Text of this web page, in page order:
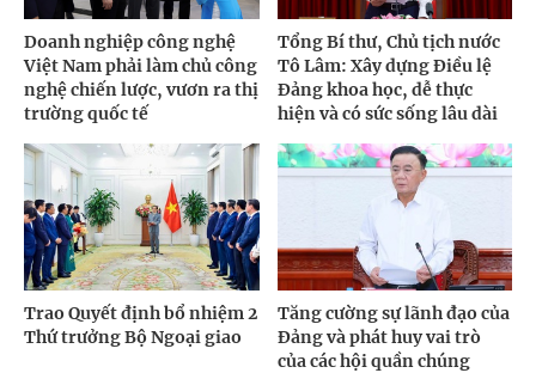
Doanh nghiệp công nghệ
Việt Nam phải làm chủ công
nghệ chiến lược, vươn ra thị
trường quốc tế
Tổng Bí thư, Chủ tịch nước
Tô Lâm: Xây dựng Điều lệ
Đảng khoa học, dễ thực
hiện và có sức sống lâu dài
Trao Quyết định bổ nhiệm 2
Thứ trưởng Bộ Ngoại giao
Tăng cường sự lãnh đạo của
Đảng và phát huy vai trò
của các hội quần chúng